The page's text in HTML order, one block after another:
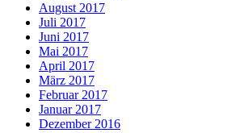
August 2017
Juli 2017
Juni 2017
Mai 2017
April 2017
März 2017
Februar 2017
Januar 2017
Dezember 2016